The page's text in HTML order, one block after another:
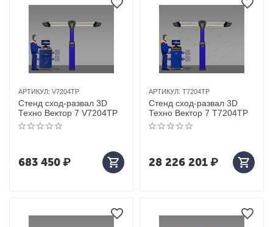
АРТИКУЛ: V7204TP
Стенд сход-развал 3D
Техно Вектор 7 V7204TP
683 450₽
АРТИКУЛ: T7204TP
Стенд сход-развал 3D
Техно Вектор 7 T7204TP
28 226 201₽